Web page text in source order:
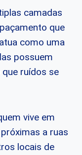
camadas
que
como uma
possuem
ruídos se
vive em
a ruas
locais de